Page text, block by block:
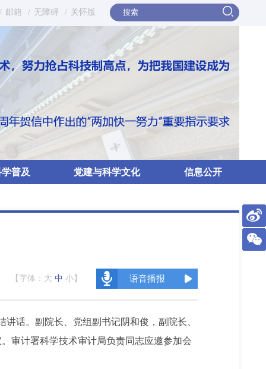
邮箱 / 无障碍 / 关怀版
普及 党建与科学文化 信息公开
【字体： 大 中 小 】 语音播报
话。副院长、党组副书记阴和俊，副院长、
审计署科学技术审计局负责同志应邀参加会